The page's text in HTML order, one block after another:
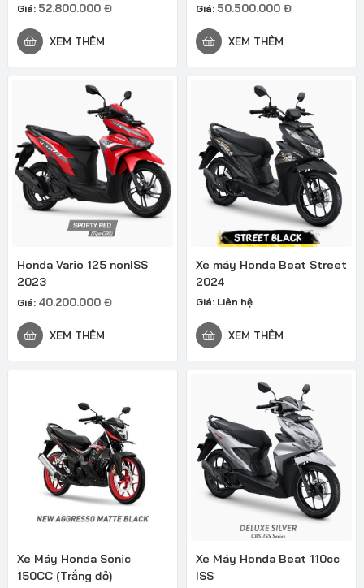
Giá: 52.800.000 Đ
XEM THÊM
Giá: 50.500.000 Đ
XEM THÊM
Honda Vario 125 nonISS
2023
Giá: 40.200.000 Đ
XEM THÊM
Xe máy Honda Beat Street
2024
Giá: Liên hệ
XEM THÊM
Xe Máy Honda Sonic
150CC (Trắng đỏ)
Xe Máy Honda Beat 110cc
ISS